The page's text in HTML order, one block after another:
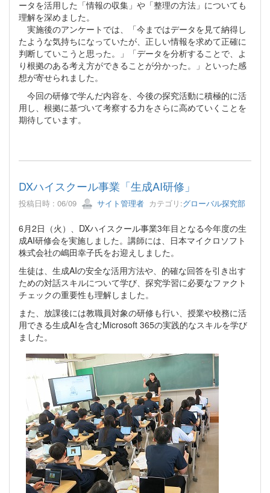
ータを活用した「情報の収集」や「整理の方法」についても
理解を深めました。
実施後のアンケートでは、「今まではデータを見て納得し
たような気持ちになっていたが、正しい情報を求めて正確に
判断していこうと思った。」「データを分析することで、よ
り根拠のある考え方ができることが分かった。」といった感
想が寄せられました。
今回の研修で学んだ内容を、今後の探究活動に積極的に活
用し、根拠に基づいて考察する力をさらに高めていくことを
期待しています。
DXハイスクール事業「生成AI研修」
投稿日時 : 06/09 サイト管理者 カテゴリ:グローバル探究部
6月2日（火）、DXハイスクール事業3年目となる今年度の生
成AI研修会を実施しました。講師には、日本マイクロソフト
株式会社の嶋田幸子氏をお迎えしました。
生徒は、生成AIの安全な活用方法や、的確な回答を引き出す
ための対話スキルについて学び、探究学習に必要なファクト
チェックの重要性も理解しました。
また、放課後には教職員対象の研修も行い、授業や校務に活
用できる生成AIを含むMicrosoft 365の実践的なスキルを学び
ました。